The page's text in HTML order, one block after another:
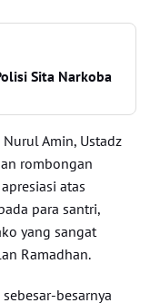
Sita Narkoba
Amin, Ustadz
rombongan
atas
para santri,
yang sangat
Ramadhan.
besarnya